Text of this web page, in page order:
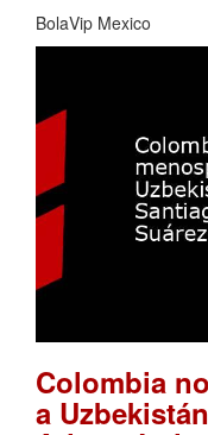
BolaVip Mexico
Colombia
a